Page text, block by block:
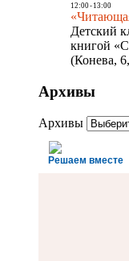
12:00- 13:00
Детский
книгой
(Конева,
Архивы
Архивы
Решаем вместе